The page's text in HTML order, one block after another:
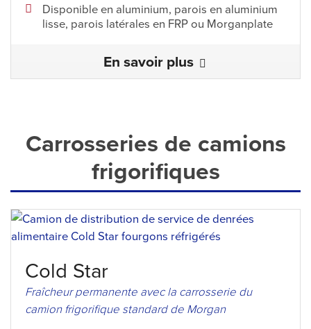
Disponible en aluminium, parois en aluminium
lisse, parois latérales en FRP ou Morganplate
En savoir plus
Carrosseries de camions
frigorifiques
Cold Star
Fraîcheur permanente avec la carrosserie du
camion frigorifique standard de Morgan